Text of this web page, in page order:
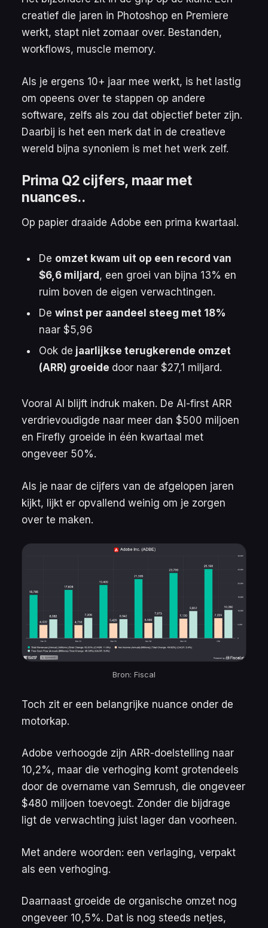
creatief die jaren in Photoshop en Premiere
werkt, stapt niet zomaar over. Bestanden,
workflows, muscle memory.
Als je ergens 10+ jaar mee werkt, is het lastig
om opeens over te stappen op andere
software, zelfs als zou dat objectief beter zijn.
Daarbij is het een merk dat in de creatieve
wereld bijna synoniem is met het werk zelf.
Prima Q2 cijfers, maar met
nuances..
Op papier draaide Adobe een prima kwartaal.
De omzet kwam uit op een record van
$6,6 miljard , een groei van bijna 13% en
ruim boven de eigen verwachtingen.
De winst per aandeel steeg met 18%
naar $5,96
Ook de jaarlijkse terugkerende omzet
(ARR) groeide door naar $27,1 miljard.
Vooral AI blijft indruk maken. De AI-first ARR
verdrievoudigde naar meer dan $500 miljoen
en Firefly groeide in één kwartaal met
ongeveer 50%.
Als je naar de cijfers van de afgelopen jaren
kijkt, lijkt er opvallend weinig om je zorgen
over te maken.
Bron: Fiscal
Toch zit er een belangrijke nuance onder de
motorkap.
Adobe verhoogde zijn ARR-doelstelling naar
10,2%, maar die verhoging komt grotendeels
door de overname van Semrush, die ongeveer
$480 miljoen toevoegt. Zonder die bijdrage
ligt de verwachting juist lager dan voorheen.
Met andere woorden: een verlaging, verpakt
als een verhoging.
Daarnaast groeide de organische omzet nog
ongeveer 10,5%. Dat is nog steeds netjes,